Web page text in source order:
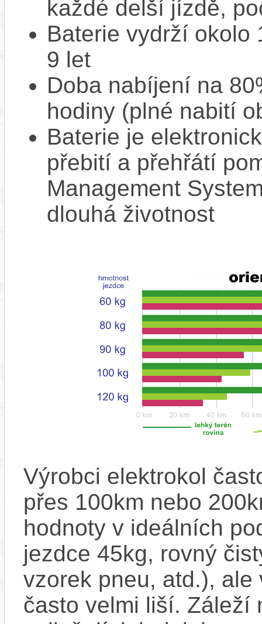
každé delší jízdě,
Baterie vydrží okolo
9 let
Doba nabíjení na
hodiny (plné nabití
Baterie je
přebití a přehřátí
Management
dlouhá životnost
Výrobci elektrokol
přes 100km nebo
hodnoty v ideálních
jezdce 45kg, rovný
vzorek pneu, atd.),
často velmi liší. Záleží